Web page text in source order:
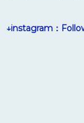
↓instagram：